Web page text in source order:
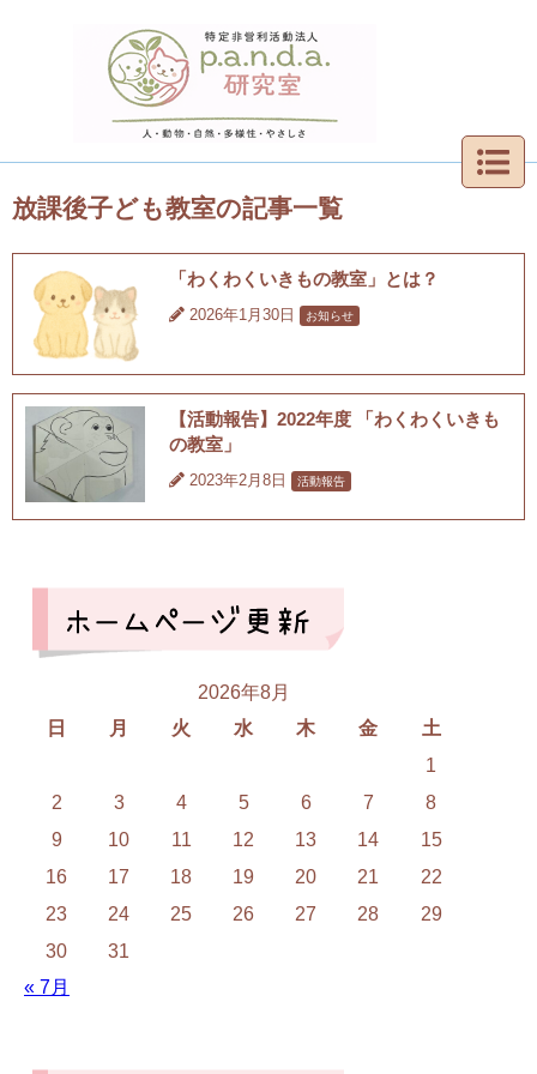
放課後子ども教室の記事一覧
「わくわくいきもの教室」とは？
2026年1月30日 お知らせ
【活動報告】2022年度 「わくわくいきも
の教室」
2023年2月8日 活動報告
2026年8月
日
月 火 水 木 金
土
1
2
3 4 5 6 7
8
9
10 11 12 13 14
15
16
17 18 19 20 21
22
23
24 25 26 27 28
29
30
31
« 7月